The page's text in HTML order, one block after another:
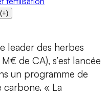
(+)
leader des herbes
de CA), s’est lancée
un programme de
« La